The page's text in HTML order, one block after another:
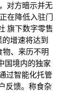
对方暗示并无
在降低入驻门
旗下数字零售
增速将达到
物、来历不明
国境内的独家
过智能化托管
反馈。称食杂